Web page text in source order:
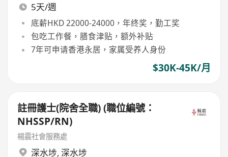
5天/週
底薪HKD 22000-24000，年终奖，勤工奖
包吃工作餐，膳食津贴，额外补贴
7年可申请香港永居，家属受养人身份
$30K-45K/月
註冊護士(院舍全職) (職位編號：
NHSSP/RN)
楊震社會服務處
深水埗, 深水埗